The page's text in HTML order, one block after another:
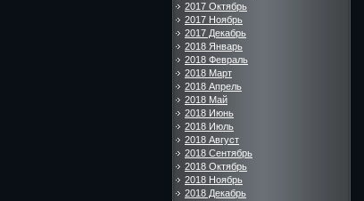
2017 Октябрь
2017 Ноябрь
2017 Декабрь
2018 Январь
2018 Февраль
2018 Март
2018 Апрель
2018 Май
2018 Июнь
2018 Июль
2018 Август
2018 Сентябрь
2018 Октябрь
2018 Ноябрь
2018 Декабрь